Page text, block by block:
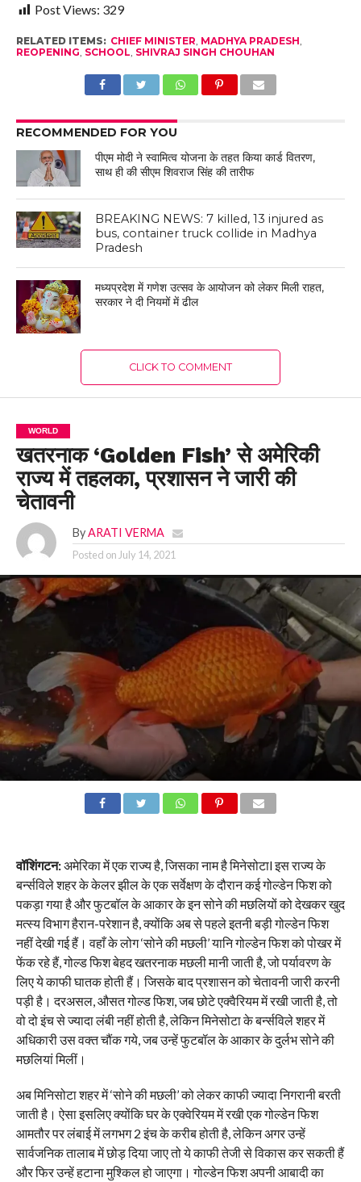
Post Views: 329
RELATED ITEMS: CHIEF MINISTER MADHYA PRADESH
REOPENING SCHOOL SHIVRAJ SINGH CHOUHAN
RECOMMENDED FOR YOU
पीएम मोदी ने स्वामित्व योजना के तहत किया कार्ड वितरण,
साथ ही की सीएम शिवराज सिंह की तारीफ
BREAKING NEWS: 7 killed, 13 injured as
bus, container truck collide in Madhya
Pradesh
मध्यप्रदेश में गणेश उत्सव के आयोजन को लेकर मिली राहत,
सरकार ने दी नियमों में ढील
CLICK TO COMMENT
WORLD
खतरनाक ‘Golden Fish’ से अमेरिकी
राज्य में तहलका, प्रशासन ने जारी की
चेतावनी
By ARATI VERMA
Posted onJuly 14, 2021
वॉशिंगटन:अमेरिका में एक राज्य है, जिसका नाम है मिनेसोटाl इस राज्य के
बर्न्सविले शहर के केलर झील के एक सर्वेक्षण के दौरान कई गोल्डेन फिश को
पकड़ा गया है और फुटबॉल के आकार के इन सोने की मछलियों को देखकर खुद
मत्स्य विभाग हैरान-परेशान है, क्योंकि अब से पहले इतनी बड़ी गोल्डेन फिश
नहीं देखी गई हैं। वहाँ के लोग ‘सोने की मछली’ यानि गोल्डेन फिश को पोखर में
फेंक रहे हैं, गोल्ड फिश बेहद खतरनाक मछली मानी जाती है, जो पर्यावरण के
लिए ये काफी घातक होती हैं। जिसके बाद प्रशासन को चेतावनी जारी करनी
पड़ी है। दरअसल, औसत गोल्ड फिश, जब छोटे एक्वैरियम में रखी जाती है, तो
वो दो इंच से ज्यादा लंबी नहीं होती है, लेकिन मिनेसोटा के बर्न्सविले शहर में
अधिकारी उस वक्त चौंक गये, जब उन्हें फुटबॉल के आकार के दुर्लभ सोने की
मछलियां मिलीं।
अब मिनिसोटा शहर में ‘सोने की मछली’ को लेकर काफी ज्यादा निगरानी बरती
जाती है। ऐसा इसलिए क्योंकि घर के एक्वेरियम में रखी एक गोल्डेन फिश
आमतौर पर लंबाई में लगभग 2 इंच के करीब होती है, लेकिन अगर उन्हें
सार्वजनिक तालाब में छोड़ दिया जाए तो ये काफी तेजी से विकास कर सकती हैं
और फिर उन्हें हटाना मुश्किल हो जाएगा। गोल्डेन फिश अपनी आबादी का